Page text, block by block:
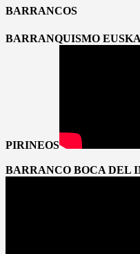
BARRANCOS
BARRANQUISMO
PIRINEOS
BARRANCO BOCA DEL